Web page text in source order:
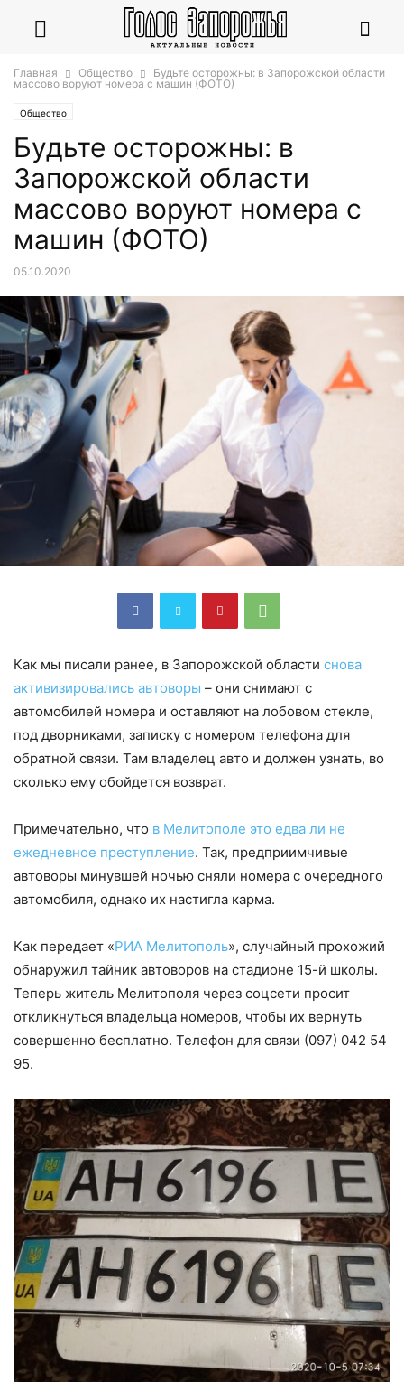
Главная Общество
Будьте осторожны: в Запорожской области
массово воруют номера с машин (ФОТО)
Общество
Будьте осторожны: в
Запорожской области
массово воруют номера с
машин (ФОТО)
05.10.2020
Как мы писали ранее, в Запорожской области снова
активизировались автоворы – они снимают с
автомобилей номера и оставляют на лобовом стекле,
под дворниками, записку с номером телефона для
обратной связи. Там владелец авто и должен узнать, во
сколько ему обойдется возврат.
Примечательно, что в Мелитополе это едва ли не
ежедневное преступление. Так, предприимчивые
автоворы минувшей ночью сняли номера с очередного
автомобиля, однако их настигла карма.
Как передает «РИА Мелитополь», случайный прохожий
обнаружил тайник автоворов на стадионе 15-й школы.
Теперь житель Мелитополя через соцсети просит
откликнуться владельца номеров, чтобы их вернуть
совершенно бесплатно. Телефон для связи (097) 042 54
95.